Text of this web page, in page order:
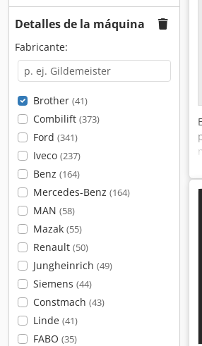
Detalles de la máquina
Fabricante:
Brother (41)
Combilift (373)
Ford (341)
Iveco (237)
Benz (164)
Mercedes-Benz (164)
MAN (58)
Mazak (55)
Renault (50)
Jungheinrich (49)
Siemens (44)
Constmach (43)
Linde (41)
FABO (35)